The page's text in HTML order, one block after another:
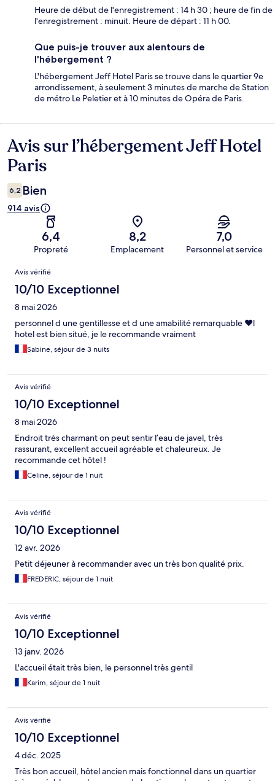
Heure de début de l'enregistrement : 14 h 30 ; heure de fin de
l'enregistrement : minuit. Heure de départ : 11 h 00.
Que puis-je trouver aux alentours de
l'hébergement ?
L'hébergement Jeff Hotel Paris se trouve dans le quartier 9e
arrondissement, à seulement 3 minutes de marche de Station
de métro Le Peletier et à 10 minutes de Opéra de Paris.
Avis
Avis sur l’hébergement Jeff Hotel
Paris
6,2 Bien
914 avis
6,4
Propreté
8,2
Emplacement
7,0
Personnel et service
Avis
Avis vérifié
10/10 Exceptionnel
8 mai 2026
personnel d une gentillesse et d une amabilité remarquable ❤️l
hotel est bien situé, je le recommande vraiment
Sabine, séjour de 3 nuits
Avis vérifié
10/10 Exceptionnel
8 mai 2026
Endroit très charmant on peut sentir l’eau de javel, très
rassurant, excellent accueil agréable et chaleureux. Je
recommande cet hôtel !
Celine, séjour de 1 nuit
Avis vérifié
10/10 Exceptionnel
12 avr. 2026
Petit déjeuner à recommander avec un très bon qualité prix.
FREDERIC, séjour de 1 nuit
Avis vérifié
10/10 Exceptionnel
13 janv. 2026
L'accueil était très bien, le personnel très gentil
Karim, séjour de 1 nuit
Avis vérifié
10/10 Exceptionnel
4 déc. 2025
Très bon accueil, hôtel ancien mais fonctionnel dans un quartier